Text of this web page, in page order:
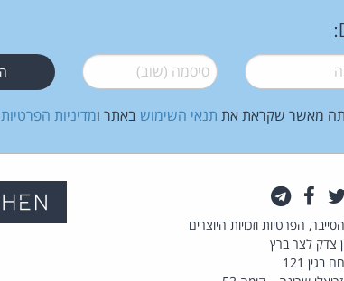
סיסמה (שוב)*
מאשר שקראת את תנאי השימוש באתר ומדיניות הפרטיות
טוויטרפייסבוק
הפרטיות וזכויות היוצרים
צדק לצר ברץ
121